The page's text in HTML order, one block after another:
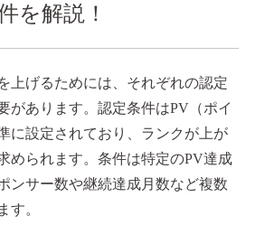
を解説！
上げるためには、それぞれの認定
があります。認定条件はPV（ポイ
に設定されており、ランクが上が
められます。条件は特定のPV達成
ンサー数や継続達成月数など複数
す。